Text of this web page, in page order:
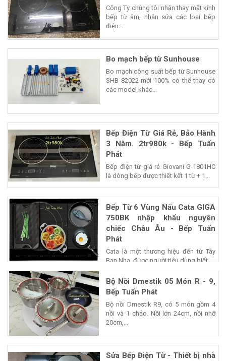
Công Ty chúng tôi nhận thay mặt kính
bếp từ âm, nhận sửa các loại bếp
điện...
Bo mạch bếp từ Sunhouse
Bo mạch công suất bếp từ Sunhouse
SHB 82022 mới 100% có thể thay có
các model khác...
Bếp Điện Từ Giá Rẻ, Bảo Hành
3 Năm. 2tr980k - Bếp Tuấn
Phát
Bếp điện từ giá rẻ Giovani G-1801HC
là dòng bếp được thiết kết 1 từ + 1...
Bếp Từ 6 Vùng Nấu Cata GIGA
750BK nhập khẩu nguyên
chiếc Châu Âu - Bếp Tuấn
Phát
Cata là một thương hiệu đến từ Tây
Ban Nha, được người tiêu dùng biết...
Bộ Nồi Dmestik 05 Món R - 9,
Bếp Tuấn Phát
Bộ nồi Dmestik R9, có 5 món gồm 4
nồi và 1 chảo. Nồi lớn 24cm, nồi nhỡ
20cm,...
Sửa Bếp Điện Từ - Thiết bị nhà